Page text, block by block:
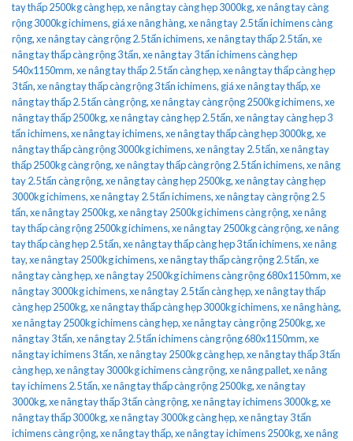
tay thấp 2500kg càng hẹp,xe nâng tay càng hẹp 3000kg,xe nâng tay càng
rộng 3000kg ichimens, giá xe nâng hàng,xe nâng tay 2.5 tấn ichimens càng
rộng,xe nâng tay càng rộng 2.5 tấn ichimens,xe nâng tay thấp 2.5 tấn,xe
nâng tay thấp càng rộng 3 tấn,xe nâng tay 3 tấn ichimens càng hẹp
540x1150mm,xe nâng tay thấp 2.5 tấn càng hẹp,xe nâng tay thấp càng hẹp
3 tấn,xe nâng tay thấp càng rộng 3 tấn ichimens, giá xe nâng tay thấp,xe
nâng tay thấp 2.5 tấn càng rộng,xe nâng tay càng rộng 2500kg ichimens,xe
nâng tay thấp 2500kg,xe nâng tay càng hẹp 2.5 tấn,xe nâng tay càng hẹp 3
tấn ichimens,xe nâng tay ichimens,xe nâng tay thấp càng hẹp 3000kg,xe
nâng tay thấp càng rộng 3000kg ichimens,xe nâng tay 2.5 tấn,xe nâng tay
thấp 2500kg càng rộng,xe nâng tay thấp càng rộng 2.5 tấn ichimens,xe nâng
tay 2.5 tấn càng rộng,xe nâng tay càng hẹp 2500kg,xe nâng tay càng hẹp
3000kg ichimens,xe nâng tay 2.5 tấn ichimens,xe nâng tay càng rộng 2.5
tấn,xe nâng tay 2500kg,xe nâng tay 2500kg ichimens càng rộng,xe nâng
tay thấp càng rộng 2500kg ichimens,xe nâng tay 2500kg càng rộng,xe nâng
tay thấp càng hẹp 2.5 tấn,xe nâng tay thấp càng hẹp 3 tấn ichimens,xe nâng
tay,xe nâng tay 2500kg ichimens,xe nâng tay thấp càng rộng 2.5 tấn,xe
nâng tay càng hẹp,xe nâng tay 2500kg ichimens càng rộng 680x1150mm,xe
nâng tay 3000kg ichimens,xe nâng tay 2.5 tấn càng hẹp,xe nâng tay thấp
càng hẹp 2500kg,xe nâng tay thấp càng hẹp 3000kg ichimens,xe nâng hàng,
xe nâng tay 2500kg ichimens càng hẹp,xe nâng tay càng rộng 2500kg,xe
nâng tay 3 tấn,xe nâng tay 2.5 tấn ichimens càng rộng 680x1150mm,xe
nâng tay ichimens 3 tấn,xe nâng tay 2500kg càng hẹp,xe nâng tay thấp 3 tấn
càng hẹp,xe nâng tay 3000kg ichimens càng rộng,xe nâng pallet,xe nâng
tay ichimens 2.5 tấn,xe nâng tay thấp càng rộng 2500kg,xe nâng tay
3000kg,xe nâng tay thấp 3 tấn càng rộng,xe nâng tay ichimens 3000kg,xe
nâng tay thấp 3000kg,xe nâng tay 3000kg càng hẹp,xe nâng tay 3 tấn
ichimens càng rộng,xe nâng tay thấp,xe nâng tay ichimens 2500kg,xe nâng